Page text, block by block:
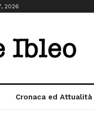
2026
Cronaca ed Attualità